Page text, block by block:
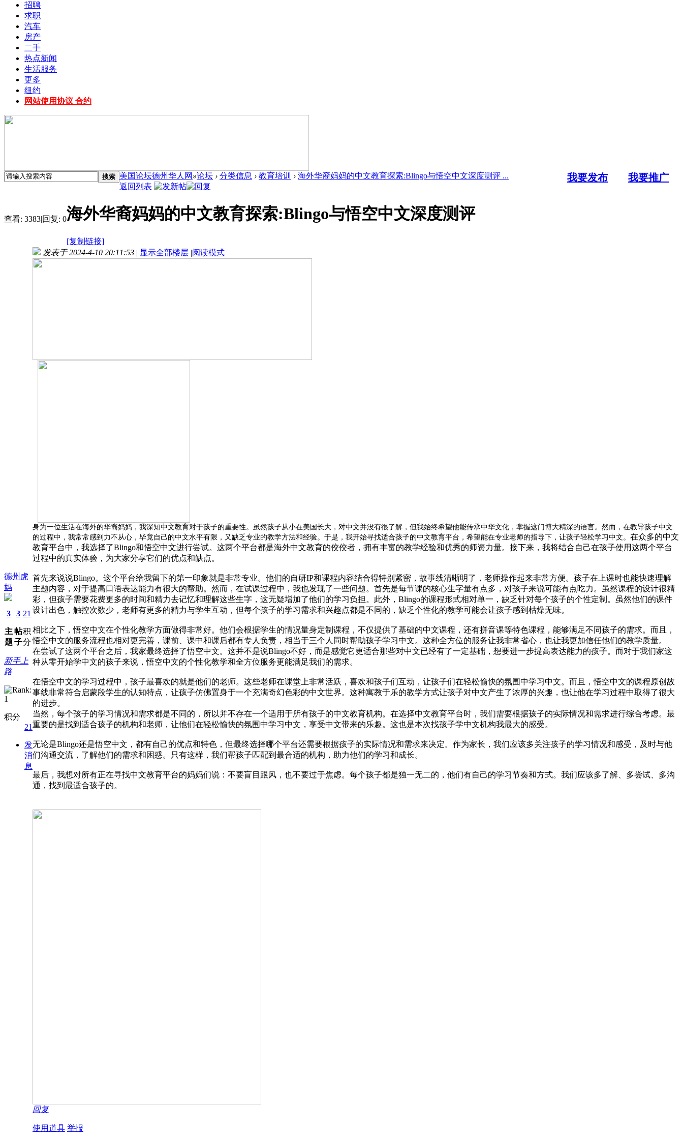
招聘
求职
汽车
房产
二手
热点新闻
生活服务
更多
纽约
网站使用协议 合约
搜索 我要发布 我要推广
美国论坛德州华人网 »论坛 › 分类信息 › 教育培训 › 海外华裔妈妈的中文教育探索:Blingo与悟空中文深度测评 ...
返回列表
查看: 3383|回复: 0海外华裔妈妈的中文教育探索:Blingo与悟空中文深度测评
[复制链接]
德州虎
妈
3
主
题
3
帖
子
21
积
分
新手上
路
积分
21
发
消
息
发表于 2024-4-10 20:11:53 | 显示全部楼层 |阅读模式
身为一位生活在海外的华裔妈妈，我深知中文教育对于孩子的重要性。虽然孩子从小在美国长大，对中文并没有很了解，但我始终希望他能传承中华文化，掌握这门博大精深的语言。然而，在教导孩子中文
的过程中，我常常感到力不从心，毕竟自己的中文水平有限，又缺乏专业的教学方法和经验。于是，我开始寻找适合孩子的中文教育平台，希望能在专业老师的指导下，让孩子轻松学习中文。 在众多的中文
教育平台中，我选择了Blingo和悟空中文进行尝试。这两个平台都是海外中文教育的佼佼者，拥有丰富的教学经验和优秀的师资力量。接下来，我将结合自己在孩子使用这两个平台
过程中的真实体验，为大家分享它们的优点和缺点。
首先来说说Blingo。这个平台给我留下的第一印象就是非常专业。他们的自研IP和课程内容结合得特别紧密，故事线清晰明了，老师操作起来非常方便。孩子在上课时也能快速理解
主题内容，对于提高口语表达能力有很大的帮助。然而，在试课过程中，我也发现了一些问题。首先是每节课的核心生字量有点多，对孩子来说可能有点吃力。虽然课程的设计很精
彩，但孩子需要花费更多的时间和精力去记忆和理解这些生字，这无疑增加了他们的学习负担。此外，Blingo的课程形式相对单一，缺乏针对每个孩子的个性定制。虽然他们的课件
设计出色，触控次数少，老师有更多的精力与学生互动，但每个孩子的学习需求和兴趣点都是不同的，缺乏个性化的教学可能会让孩子感到枯燥无味。
相比之下，悟空中文在个性化教学方面做得非常好。他们会根据学生的情况量身定制课程，不仅提供了基础的中文课程，还有拼音课等特色课程，能够满足不同孩子的需求。而且，
悟空中文的服务流程也相对更完善，课前、课中和课后都有专人负责，相当于三个人同时帮助孩子学习中文。这种全方位的服务让我非常省心，也让我更加信任他们的教学质量。
在尝试了这两个平台之后，我家最终选择了悟空中文。这并不是说Blingo不好，而是感觉它更适合那些对中文已经有了一定基础，想要进一步提高表达能力的孩子。而对于我们家这
种从零开始学中文的孩子来说，悟空中文的个性化教学和全方位服务更能满足我们的需求。
在悟空中文的学习过程中，孩子最喜欢的就是他们的老师。这些老师在课堂上非常活跃，喜欢和孩子们互动，让孩子们在轻松愉快的氛围中学习中文。而且，悟空中文的课程原创故
事线非常符合启蒙段学生的认知特点，让孩子仿佛置身于一个充满奇幻色彩的中文世界。这种寓教于乐的教学方式让孩子对中文产生了浓厚的兴趣，也让他在学习过程中取得了很大
的进步。
当然，每个孩子的学习情况和需求都是不同的，所以并不存在一个适用于所有孩子的中文教育机构。在选择中文教育平台时，我们需要根据孩子的实际情况和需求进行综合考虑。最
重要的是找到适合孩子的机构和老师，让他们在轻松愉快的氛围中学习中文，享受中文带来的乐趣。这也是本次找孩子学中文机构我最大的感受。
无论是Blingo还是悟空中文，都有自己的优点和特色，但最终选择哪个平台还需要根据孩子的实际情况和需求来决定。作为家长，我们应该多关注孩子的学习情况和感受，及时与他
们沟通交流，了解他们的需求和困惑。只有这样，我们帮孩子匹配到最合适的机构，助力他们的学习和成长。
最后，我想对所有正在寻找中文教育平台的妈妈们说：不要盲目跟风，也不要过于焦虑。每个孩子都是独一无二的，他们有自己的学习节奏和方式。我们应该多了解、多尝试、多沟
通，找到最适合孩子的。
回复
使用道具 举报